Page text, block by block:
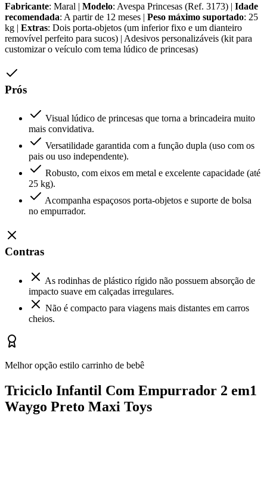
Fabricante: Maral | Modelo: Avespa Princesas (Ref. 3173) | Idade
recomendada: A partir de 12 meses | Peso máximo suportado: 25
kg | Extras: Dois porta-objetos (um inferior fixo e um dianteiro
removível perfeito para sucos) | Adesivos personalizáveis (kit para
customizar o veículo com tema lúdico de princesas)
Prós
Visual lúdico de princesas que torna a brincadeira muito
mais convidativa.
Versatilidade garantida com a função dupla (uso com os
pais ou uso independente).
Robusto, com eixos em metal e excelente capacidade (até
25 kg).
Acompanha espaçosos porta-objetos e suporte de bolsa
no empurrador.
Contras
As rodinhas de plástico rígido não possuem absorção de
impacto suave em calçadas irregulares.
Não é compacto para viagens mais distantes em carros
cheios.
Melhor opção estilo carrinho de bebê
Triciclo Infantil Com Empurrador 2 em1
Waygo Preto Maxi Toys